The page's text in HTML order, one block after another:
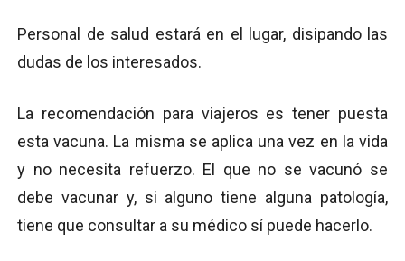
Personal de salud estará en el lugar, disipando las
dudas de los interesados.
La recomendación para viajeros es tener puesta
esta vacuna. La misma se aplica una vez en la vida
y no necesita refuerzo. El que no se vacunó se
debe vacunar y, si alguno tiene alguna patología,
tiene que consultar a su médico sí puede hacerlo.